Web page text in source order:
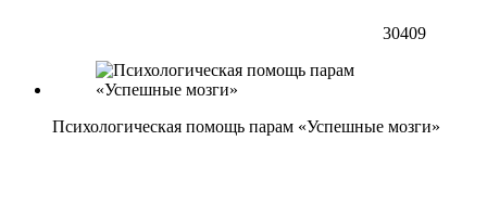
30409
Психологическая помощь парам «Успешные мозги»